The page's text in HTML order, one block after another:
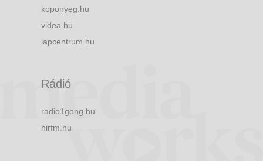
koponyeg.hu
videa.hu
lapcentrum.hu
Rádió
radio1gong.hu
hirfm.hu